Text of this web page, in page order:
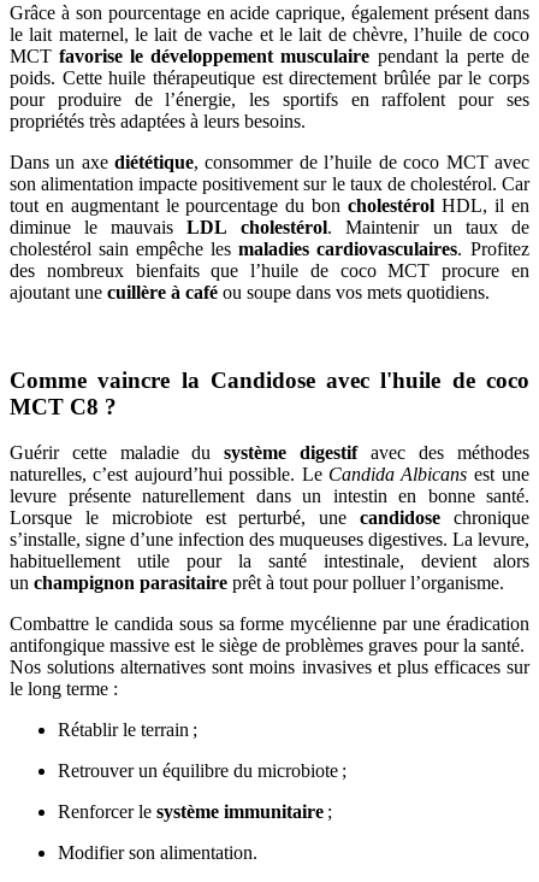
Grâce à son pourcentage en acide caprique, également présent dans
le lait maternel, le lait de vache et le lait de chèvre, l’huile de coco
MCT favorise le développement musculaire pendant la perte de
poids. Cette huile thérapeutique est directement brûlée par le corps
pour produire de l’énergie, les sportifs en raffolent pour ses
propriétés très adaptées à leurs besoins.
Dans un axe diététique, consommer de l’huile de coco MCT avec
son alimentation impacte positivement sur le taux de cholestérol. Car
tout en augmentant le pourcentage du bon cholestérol HDL, il en
diminue le mauvais LDL cholestérol. Maintenir un taux de
cholestérol sain empêche les maladies cardiovasculaires. Profitez
des nombreux bienfaits que l’huile de coco MCT procure en
ajoutant une cuillère à café ou soupe dans vos mets quotidiens.
Comme vaincre la Candidose avec l'huile de coco
MCT C8 ?
Guérir cette maladie du système digestifavec des méthodes
naturelles, c’est aujourd’hui possible. Le Candida Albicans est une
levure présente naturellement dans un intestin en bonne santé.
Lorsque le microbiote est perturbé, une candidose chronique
s’installe, signe d’une infection des muqueuses digestives. La levure,
habituellement utile pour la santé intestinale, devient alors
un champignon parasitaire prêt à tout pour polluer l’organisme.
Combattre le candida sous sa forme mycélienne par une éradication
antifongique massive est le siège de problèmes graves pour la santé.
Nos solutions alternatives sont moins invasives et plus efficaces sur
le long terme :
Rétablir le terrain ;
Retrouver un équilibre du microbiote ;
Renforcer le système immunitaire ;
Modifier son alimentation.